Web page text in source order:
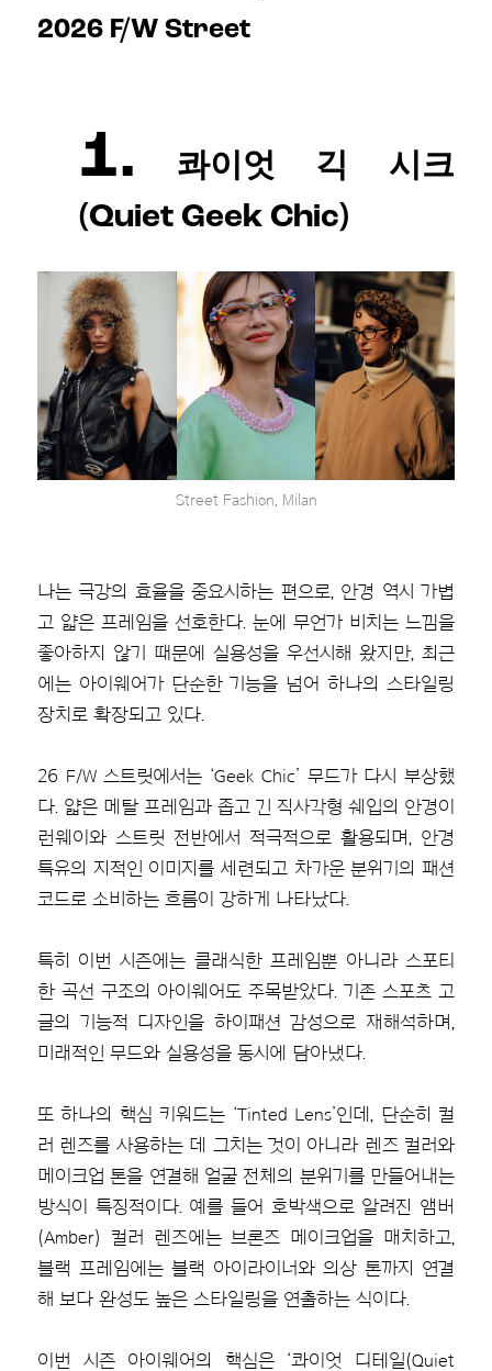
2026 F/W Street
1. 콰이엇 긱 시크
(Quiet Geek Chic)
Street Fashion, Milan
나는 극강의 효율을 중요시하는 편으로, 안경 역시 가볍
고 얇은 프레임을 선호한다. 눈에 무언가 비치는 느낌을
좋아하지 않기 때문에 실용성을 우선시해 왔지만, 최근
에는 아이웨어가 단순한 기능을 넘어 하나의 스타일링
장치로 확장되고 있다.
26 F/W 스트릿에서는 ‘Geek Chic’ 무드가 다시 부상했
다. 얇은 메탈 프레임과 좁고 긴 직사각형 쉐입의 안경이
런웨이와 스트릿 전반에서 적극적으로 활용되며, 안경
특유의 지적인 이미지를 세련되고 차가운 분위기의 패션
코드로 소비하는 흐름이 강하게 나타났다.
특히 이번 시즌에는 클래식한 프레임뿐 아니라 스포티
한 곡선 구조의 아이웨어도 주목받았다. 기존 스포츠 고
글의 기능적 디자인을 하이패션 감성으로 재해석하며,
미래적인 무드와 실용성을 동시에 담아냈다.
또 하나의 핵심 키워드는 ‘Tinted Lens’인데, 단순히 컬
러 렌즈를 사용하는 데 그치는 것이 아니라 렌즈 컬러와
메이크업 톤을 연결해 얼굴 전체의 분위기를 만들어내는
방식이 특징적이다. 예를 들어 호박색으로 알려진 앰버
(Amber) 컬러 렌즈에는 브론즈 메이크업을 매치하고,
블랙 프레임에는 블랙 아이라이너와 의상 톤까지 연결
해 보다 완성도 높은 스타일링을 연출하는 식이다.
이번 시즌 아이웨어의 핵심은 ‘콰이엇 디테일(Quiet